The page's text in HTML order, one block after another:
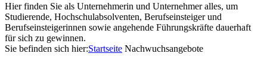
Hier finden Sie als Unternehmerin und Unternehmer alles, um
Studierende, Hochschulabsolventen, Berufseinsteiger und
Berufseinsteigerinnen sowie angehende Führungskräfte dauerhaft
für sich zu gewinnen.
Sie befinden sich hier:Startseite Nachwuchsangebote